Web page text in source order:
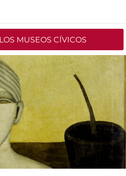
MUSEOS CÍVICOS